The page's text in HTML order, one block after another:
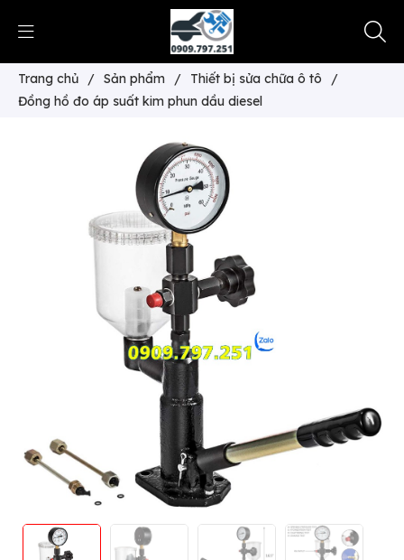
Trang chủ / Sản phẩm / Thiết bị sửa chữa ô tô
/
Đồng hồ đo áp suất kim phun dầu diesel